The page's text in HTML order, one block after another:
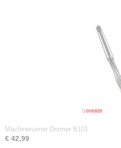
Machineruimer Dormer B101
€ 42,99